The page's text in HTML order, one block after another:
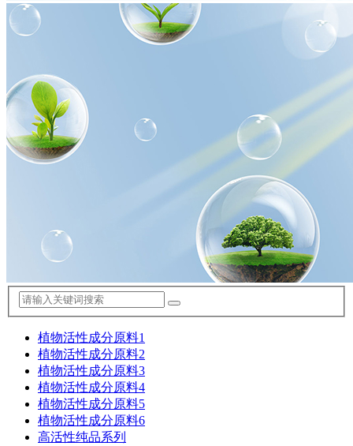
植物活性成分原料1
植物活性成分原料2
植物活性成分原料3
植物活性成分原料4
植物活性成分原料5
植物活性成分原料6
高活性纯品系列